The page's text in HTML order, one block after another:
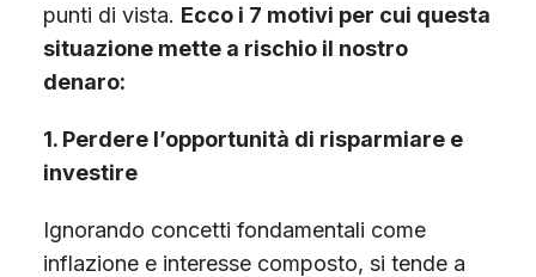
punti di vista. Ecco i 7 motivi per cui questa
situazione mette a rischio il nostro
denaro:
1. Perdere l’opportunità di risparmiare e
investire
Ignorando concetti fondamentali come
inflazione e interesse composto, si tende a